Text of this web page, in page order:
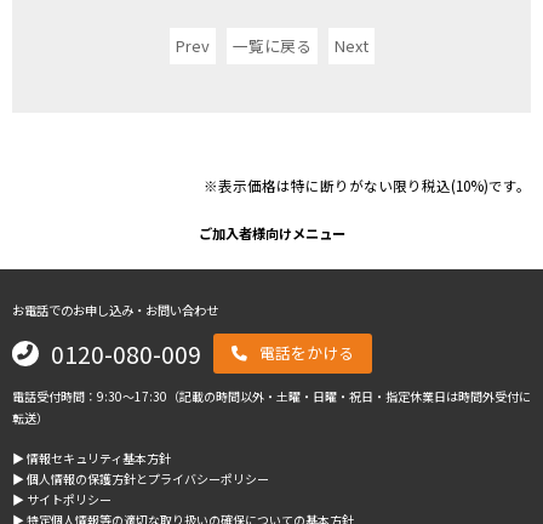
Prev 一覧に戻る Next
※表示価格は特に断りがない限り税込(10%)です。
ご加入者様向けメニュー
お電話でのお申し込み・お問い合わせ
0120-080-009 電話をかける
電話受付時間：9:30～17:30（記載の時間以外・土曜・日曜・祝日・指定休業日は時間外受付に
転送）
▶︎ 情報セキュリティ基本方針
▶︎ 個人情報の保護方針とプライバシーポリシー
▶︎ サイトポリシー
▶︎ 特定個人情報等の適切な取り扱いの確保についての基本方針